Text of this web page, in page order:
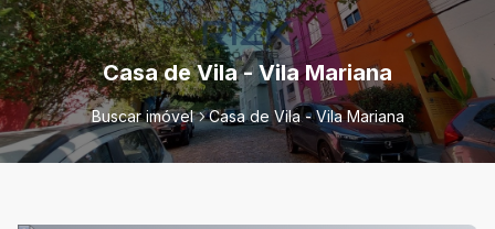
Casa de Vila - Vila Mariana
Buscar imóvel Casa de Vila - Vila Mariana